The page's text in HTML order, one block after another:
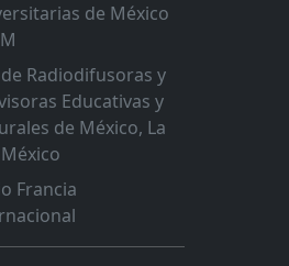
de México
Radiodifusoras y
Educativas y
de México, La
Francia